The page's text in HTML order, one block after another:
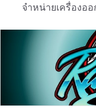
จำหน่ายเครื่องอ